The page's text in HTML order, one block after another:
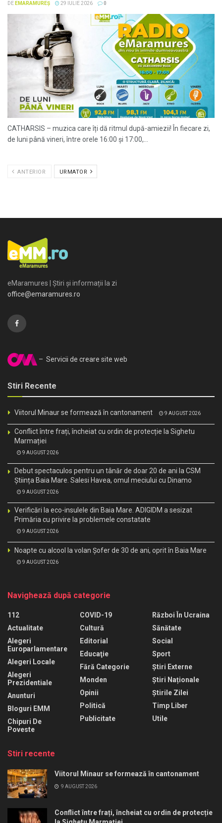
DE EMARAMUREȘ 29 IULIE 2026 0
CATHARSIS – muzica care îți dă ritmul după-amiezii! În fiecare zi,
de luni până vineri, între orele 16:00 și 17:00,...
ANTERIOR URMATOR
eMaramures | Știri și informații la zi
office@emaramures.ro
– Servicii de creare site web
Stiri Recente
Viitorul Minaur se formează în cantonament 9 AUGUST 2026
Conflict între frați, încheiat cu ordin de protecție la Sighetu
Marmației
9 AUGUST 2026
Debut spectaculos pentru un tânăr de doar 20 de ani la CSM
Știința Baia Mare. Salesi Havea, omul meciului cu Dinamo
9 AUGUST 2026
Verificări la eco-insulele din Baia Mare. ADIGIDM a sesizat
Primăria cu privire la problemele constatate
9 AUGUST 2026
Noapte cu alcool la volan Șofer de 30 de ani, oprit în Baia Mare
9 AUGUST 2026
Navighează după categorie
112
Actualitate
Alegeri
Europarlamentare
Alegeri Locale
Alegeri
Prezidentiale
Anunturi
Bloguri EMM
Chipuri De
Poveste
COVID-19
Cultură
Editorial
Educaţie
Fără Categorie
Monden
Opinii
Politică
Publicitate
Război În Ucraina
Sănătate
Social
Sport
Știri Externe
Știri Naționale
Știrile Zilei
Timp Liber
Utile
Stiri recente
Viitorul Minaur se formează în cantonament
9 AUGUST 2026
Conflict între frați, încheiat cu ordin de protecție